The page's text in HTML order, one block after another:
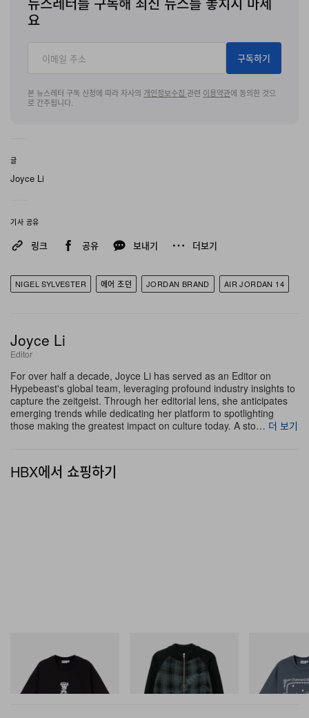
이 스니커즈는 클래식한 레더 패널을 과감히 걷어내고, 깊
이 있는 퍼플 톤으로 완전히 물들인 심리스 고급 스웨이드
어퍼를 적용해 단번에 시선을 장악한다. 실루엣 특유의 오
리지널 디자인 구조를 충실히 따르듯, 미드풋에는 Ferrari
에서 영감을 받은 아이코닉 Jumpman 실드 인시그니아가
샹크 플레이트와 힐 브랜딩에는 크롬 포인트를 더해 전체
적인 프리미엄 미감을 한층 끌어올렸다.
풍성한 스웨이드 어퍼 아래에는 실루엣 특유의 헤리티지를
충실히 계승한 퍼포먼스 툴링이 자리하고 있다. 조각적인
전반으로 카본 파이버 텍스처 디테일을 더해, 고속감을 강
식한 헤링본 트랙션 패턴으로 엘리트급 코트 그립을 제공
하는 동시에, 대담한 어퍼 요소들이 디자인의 중심에 선명
히 부각되도록 전체 실루엣을 깔끔하게 마무리한다.
요
구독하기
본 뉴스레터 구독 신청에 따라 자사의 개인정보수집 관련 이용약관에 동의한 것으
로 간주됩니다.
글
Joyce Li
기사 공유
링크 공유 보내기 더보기
NIGEL SYLVESTER 에어 조던 JORDAN BRAND AIR JORDAN 14
Joyce Li
Editor
For over half a decade, Joyce Li has served as an Editor on
Hypebeast's global team, leveraging profound industry insights to
capture the zeitgeist. Through her editorial lens, she anticipates
emerging trends while dedicating her platform to spotlighting
those making the greatest impact on culture today. A sto… 더 보기
HBX에서 쇼핑하기
Vexed Tee
쇼핑하기
Butter Goods
Mustang Zip-Thru Knit
Sweater
쇼핑하기
Outward
쇼핑하기